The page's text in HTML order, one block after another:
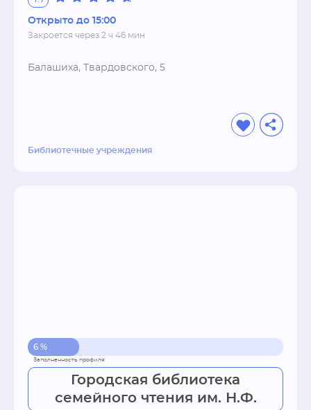
Открыто до 15:00
Закроется через 2 ч 46 мин
Балашиха, Твардовского, 5
Библиотечные учреждения
6 %
Городская библиотека
семейного чтения им. Н.Ф.